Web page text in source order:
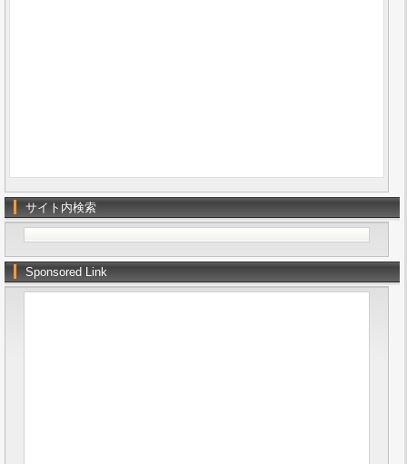
サイト内検索
Sponsored Link